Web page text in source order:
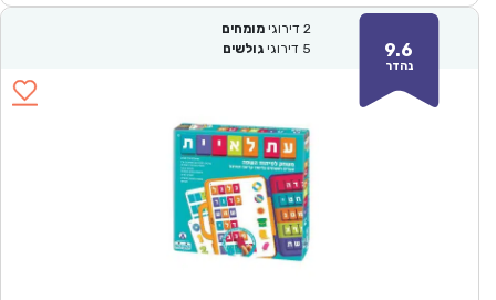
9.6
נהדר
2 דירוגי מומחים
5 דירוגי גולשים